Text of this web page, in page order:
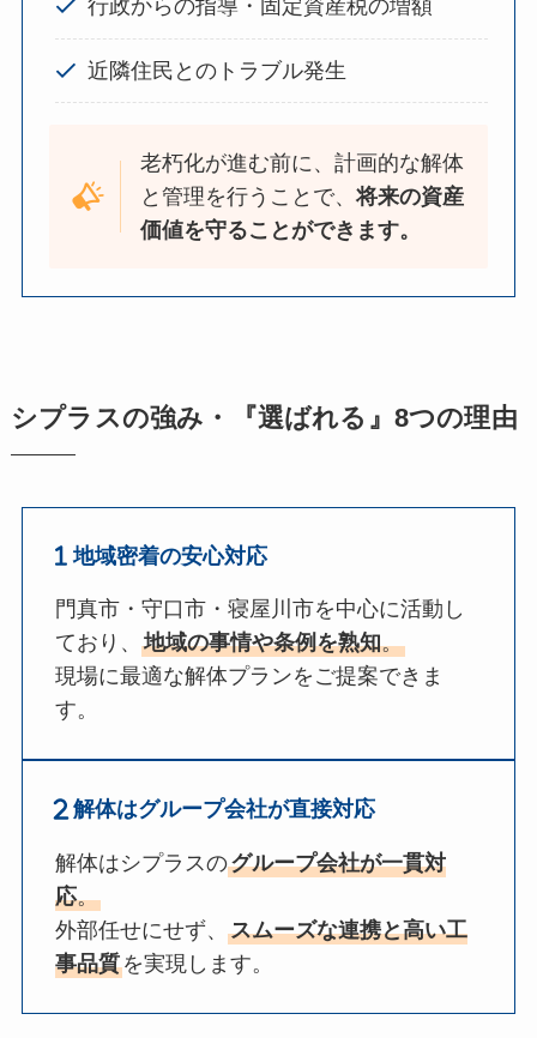
行政からの指導・固定資産税の増額
近隣住民とのトラブル発生
老朽化が進む前に、計画的な解体
と管理を行うことで、将来の資産
価値を守ることができます。
シプラスの強み・『選ばれる』8つの理由
地域密着の安心対応
門真市・守口市・寝屋川市を中心に活動し
ており、 地域の事情や条例を熟知。
現場に最適な解体プランをご提案できま
す。
解体はグループ会社が直接対応
解体はシプラスのグループ会社が一貫対
応。
外部任せにせず、 スムーズな連携と高い工
事品質を実現します。